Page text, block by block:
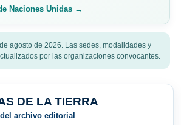
Naciones Unidas →
agosto de 2026. Las sedes, modalidades y
por las organizaciones convocantes.
DE LA TIERRA
archivo editorial